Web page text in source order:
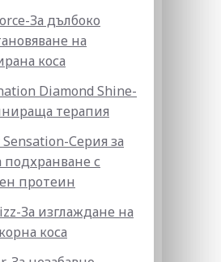
За дълбоко
на
коса
Diamond Shine-
терапия
Серия за
подхранване с
протеин
За изглаждане на
коса